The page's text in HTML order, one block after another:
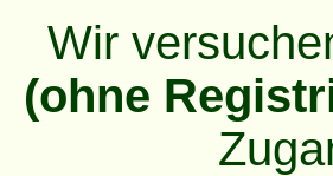
Wir
(ohne